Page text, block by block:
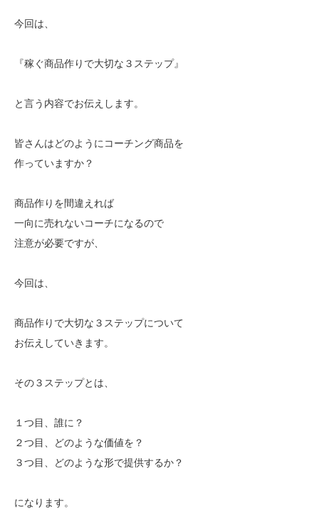
今回は、
『稼ぐ商品作りで大切な３ステップ』
と言う内容でお伝えします。
皆さんはどのようにコーチング商品を
作っていますか？
商品作りを間違えれば
一向に売れないコーチになるので
注意が必要ですが、
今回は、
商品作りで大切な３ステップについて
お伝えしていきます。
その３ステップとは、
１つ目、誰に？
２つ目、どのような価値を？
３つ目、どのような形で提供するか？
になります。